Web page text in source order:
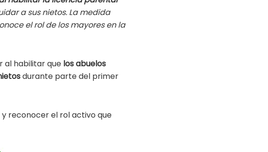
a sus nietos. La medida
el rol de los mayores en la
al habilitar que los abuelos
durante parte del primer
y reconocer el rol activo que